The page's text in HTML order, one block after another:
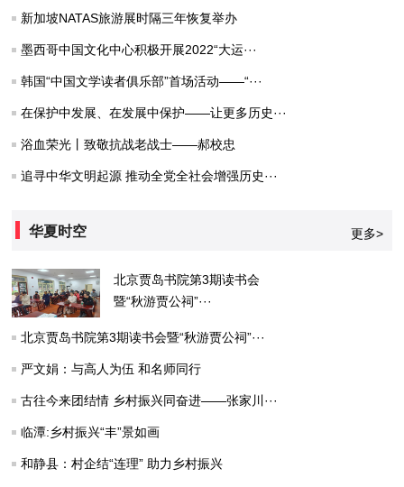
新加坡NATAS旅游展时隔三年恢复举办
墨西哥中国文化中心积极开展2022“大运···
韩国“中国文学读者俱乐部”首场活动——“···
在保护中发展、在发展中保护——让更多历史···
浴血荣光丨致敬抗战老战士——郝校忠
追寻中华文明起源 推动全党全社会增强历史···
华夏时空 更多>
北京贾岛书院第3期读书会
暨“秋游贾公祠”···
北京贾岛书院第3期读书会暨“秋游贾公祠”···
严文娟：与高人为伍 和名师同行
古往今来团结情 乡村振兴同奋进——张家川···
临潭:乡村振兴“丰”景如画
和静县：村企结“连理” 助力乡村振兴